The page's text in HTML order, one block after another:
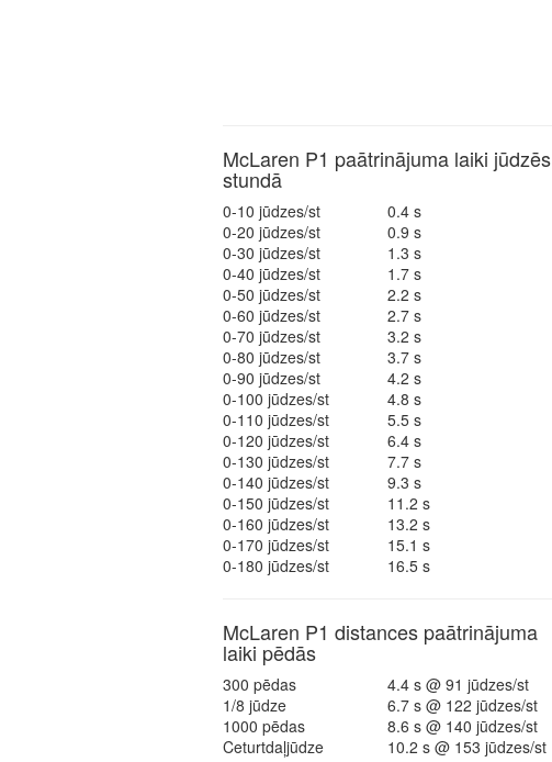
McLaren P1 paātrinājuma laiki jūdzēs
stundā
0-10 jūdzes/st
0.4 s
0-20 jūdzes/st
0.9 s
0-30 jūdzes/st
1.3 s
0-40 jūdzes/st
1.7 s
0-50 jūdzes/st
2.2 s
0-60 jūdzes/st
2.7 s
0-70 jūdzes/st
3.2 s
0-80 jūdzes/st
3.7 s
0-90 jūdzes/st
4.2 s
0-100 jūdzes/st
4.8 s
0-110 jūdzes/st
5.5 s
0-120 jūdzes/st
6.4 s
0-130 jūdzes/st
7.7 s
0-140 jūdzes/st
9.3 s
0-150 jūdzes/st
11.2 s
0-160 jūdzes/st
13.2 s
0-170 jūdzes/st
15.1 s
0-180 jūdzes/st
16.5 s
McLaren P1 distances paātrinājuma
laiki pēdās
300 pēdas
4.4 s @ 91 jūdzes/st
1/8 jūdze
6.7 s @ 122 jūdzes/st
1000 pēdas
8.6 s @ 140 jūdzes/st
Ceturtdaļjūdze
10.2 s @ 153 jūdzes/st